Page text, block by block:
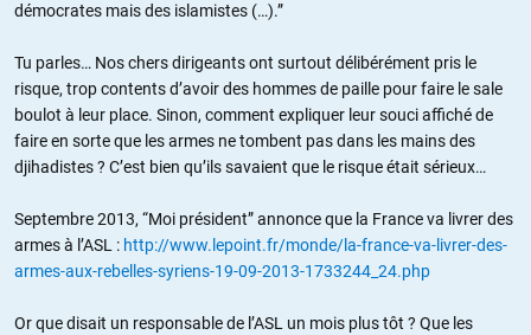
démocrates mais des islamistes (…).”
Tu parles… Nos chers dirigeants ont surtout délibérément pris le
risque, trop contents d’avoir des hommes de paille pour faire le sale
boulot à leur place. Sinon, comment expliquer leur souci affiché de
faire en sorte que les armes ne tombent pas dans les mains des
djihadistes ? C’est bien qu’ils savaient que le risque était sérieux…
Septembre 2013, “Moi président” annonce que la France va livrer des
armes à l’ASL : http://www.lepoint.fr/monde/la-france-va-livrer-des-
armes-aux-rebelles-syriens-19-09-2013-1733244_24.php
Or que disait un responsable de l’ASL un mois plus tôt ? Que les